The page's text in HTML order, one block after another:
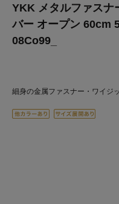
YKK メタルファスナ
バー オープン 60cm
08Co99_
細身の金属ファスナー・ワイジ